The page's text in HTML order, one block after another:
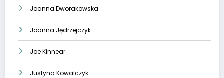
Joanna Dworakowska
Joanna Jędrzejczyk
Joe Kinnear
Justyna Kowalczyk